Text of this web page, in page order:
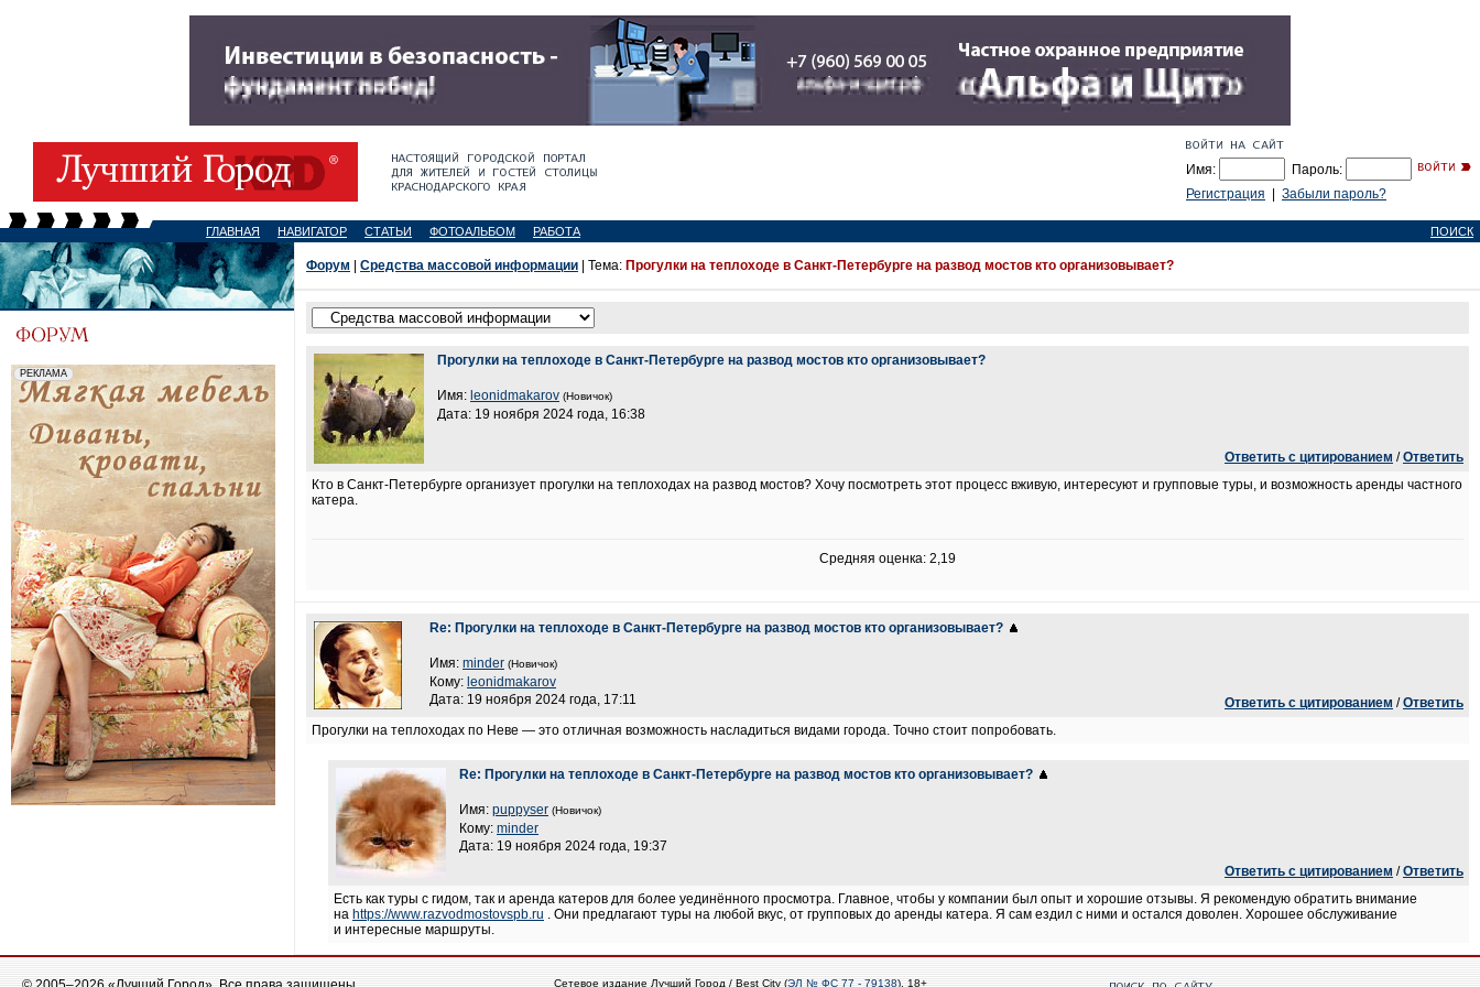
Имя:
Пароль:
Регистрация
Забыли пароль?
ГЛАВНАЯ НАВИГАТОР СТАТЬИ ФОТОАЛЬБОМ РАБОТА ПОИСК
Форум Средства массовой информации | Тема: Прогулки на теплоходе в Санкт-Петербурге на развод мостов кто организовывает?
Прогулки на теплоходе в Санкт-Петербурге на развод мостов кто организовывает?
Имя: leonidmakarov (Новичок)
Дата: 19 ноября 2024 года, 16:38
Ответить с цитированием /Ответить
Кто в Санкт-Петербурге организует прогулки на теплоходах на развод мостов? Хочу посмотреть этот процесс вживую, интересуют и групповые туры, и возможность аренды частного
катера.
Средняя оценка: 2,19
Re: Прогулки на теплоходе в Санкт-Петербурге на развод мостов кто организовывает?
Имя: minder (Новичок)
Кому: leonidmakarov
Дата: 19 ноября 2024 года, 17:11
Ответить с цитированием /Ответить
Прогулки на теплоходах по Неве — это отличная возможность насладиться видами города. Точно стоит попробовать.
Re: Прогулки на теплоходе в Санкт-Петербурге на развод мостов кто организовывает?
Имя: puppyser (Новичок)
Кому: minder
Дата: 19 ноября 2024 года, 19:37
Ответить с цитированием /Ответить
Есть как туры с гидом, так и аренда катеров для более уединённого просмотра. Главное, чтобы у компании был опыт и хорошие отзывы. Я рекомендую обратить внимание
на https://www.razvodmostovspb.ru . Они предлагают туры на любой вкус, от групповых до аренды катера. Я сам ездил с ними и остался доволен. Хорошее обслуживание
и интересные маршруты.
Сетевое издание Лучший Город / Best City (ЭЛ № ФС 77 - 79138), 18+